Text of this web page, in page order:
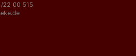
22 00 515